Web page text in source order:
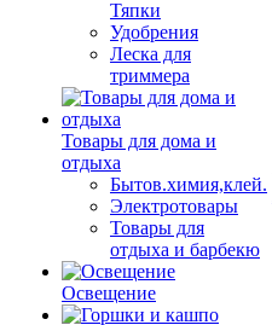
Тяпки
Удобрения
Леска для
триммера
Товары для дома и
отдыха
Бытов.химия,клей.
Электротовары
Товары для
отдыха и барбекю
Освещение